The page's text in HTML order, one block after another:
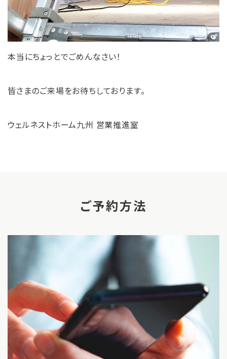
本当にちょっとでごめんなさい！
皆さまのご来場をお待ちしております。
ウェルネストホーム九州 営業推進室
ご予約方法